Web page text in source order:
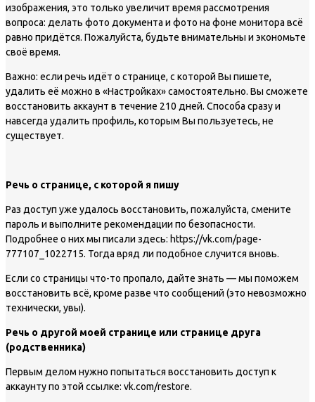
изображения, это только увеличит время рассмотрения
вопроса: делать фото документа и фото на фоне монитора всё
равно придётся. Пожалуйста, будьте внимательны и экономьте
своё время.
Важно: если речь идёт о странице, с которой Вы пишете,
удалить её можно в «Настройках» самостоятельно. Вы сможете
восстановить аккаунт в течение 210 дней. Способа сразу и
навсегда удалить профиль, которым Вы пользуетесь, не
существует.
Речь о странице, с которой я пишу
Раз доступ уже удалось восстановить, пожалуйста, смените
пароль и выполните рекомендации по безопасности.
Подробнее о них мы писали здесь: https://vk.com/page-
777107_1022715. Тогда вряд ли подобное случится вновь.
Если со страницы что-то пропало, дайте знать — мы поможем
восстановить всё, кроме разве что сообщений (это невозможно
технически, увы).
Речь о другой моей странице или странице друга
(родственника)
Первым делом нужно попытаться восстановить доступ к
аккаунту по этой ссылке: vk.com/restore.